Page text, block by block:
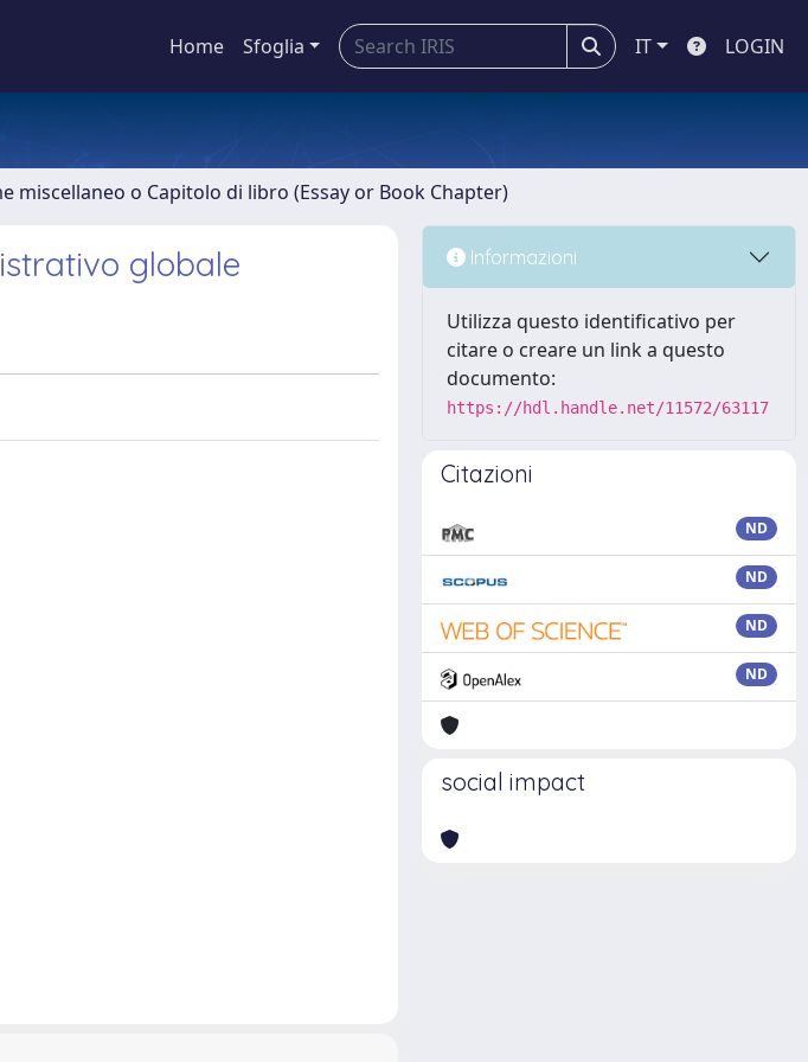
Home Sfoglia IT LOGIN
miscellaneo o Capitolo di libro (Essay or Book Chapter)
globale Informazioni
Utilizza questo identificativo per
citare o creare un link a questo
documento:
https://hdl.handle.net/11572/63117
Citazioni
ND
ND
ND
ND
social impact